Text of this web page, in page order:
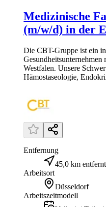
Medizinische
(m/w/d) in der
Die CBT-Gruppe ist ein
Westfalen. Unsere
Hämostaseologie,
Entfernung
45,0 km entfernt
Arbeitsort
Düsseldorf
Arbeitszeitmodell